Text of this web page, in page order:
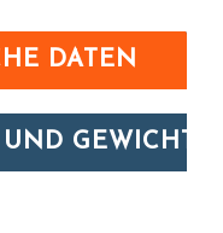
DATEN
GEWICHTE